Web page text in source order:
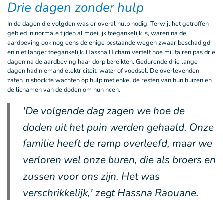
Drie dagen zonder hulp
In de dagen die volgden was er overal hulp nodig. Terwijl het getroffen
gebied in normale tijden al moeilijk toegankelijk is, waren na de
aardbeving ook nog eens de enige bestaande wegen zwaar beschadigd
en niet langer toegankelijk. Hassna Hicham vertelt hoe militairen pas drie
dagen na de aardbeving haar dorp bereikten. Gedurende drie lange
dagen had niemand elektriciteit, water of voedsel. De overlevenden
zaten in shock te wachten op hulp met enkel de resten van hun huizen en
de lichamen van de doden om hun heen.
'De volgende dag zagen we hoe de
doden uit het puin werden gehaald. Onze
familie heeft de ramp overleefd, maar we
verloren wel onze buren, die als broers en
zussen voor ons zijn. Het was
verschrikkelijk,' zegt Hassna Raouane.